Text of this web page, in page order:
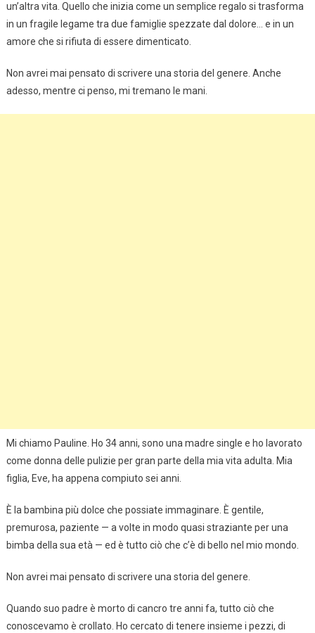
un’altra vita. Quello che inizia come un semplice regalo si trasforma
in un fragile legame tra due famiglie spezzate dal dolore… e in un
amore che si rifiuta di essere dimenticato.
Non avrei mai pensato di scrivere una storia del genere. Anche
adesso, mentre ci penso, mi tremano le mani.
Mi chiamo Pauline. Ho 34 anni, sono una madre single e ho lavorato
come donna delle pulizie per gran parte della mia vita adulta. Mia
figlia, Eve, ha appena compiuto sei anni.
È la bambina più dolce che possiate immaginare. È gentile,
premurosa, paziente — a volte in modo quasi straziante per una
bimba della sua età — ed è tutto ciò che c’è di bello nel mio mondo.
Non avrei mai pensato di scrivere una storia del genere.
Quando suo padre è morto di cancro tre anni fa, tutto ciò che
conoscevamo è crollato. Ho cercato di tenere insieme i pezzi, di